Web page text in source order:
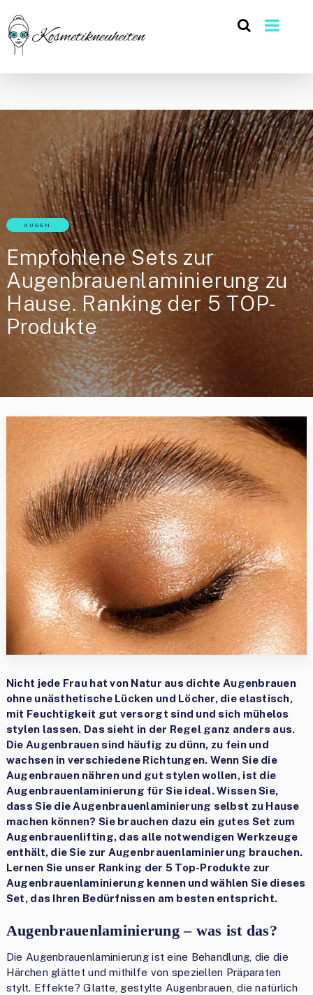
AUGEN
Empfohlene Sets zur
Augenbrauenlaminierung zu
Hause. Ranking der 5 TOP-
Produkte
Nicht jede Frau hat von Natur aus dichte Augenbrauen
ohne unästhetische Lücken und Löcher, die elastisch,
mit Feuchtigkeit gut versorgt sind und sich mühelos
stylen lassen. Das sieht in der Regel ganz anders aus.
Die Augenbrauen sind häufig zu dünn, zu fein und
wachsen in verschiedene Richtungen. Wenn Sie die
Augenbrauen nähren und gut stylen wollen, ist die
Augenbrauenlaminierung für Sie ideal. Wissen Sie,
dass Sie die Augenbrauenlaminierung selbst zu Hause
machen können? Sie brauchen dazu ein gutes Set zum
Augenbrauenlifting, das alle notwendigen Werkzeuge
enthält, die Sie zur Augenbrauenlaminierung brauchen.
Lernen Sie unser Ranking der 5 Top-Produkte zur
Augenbrauenlaminierung kennen und wählen Sie dieses
Set, das Ihren Bedürfnissen am besten entspricht.
Augenbrauenlaminierung – was ist das?
Die Augenbrauenlaminierung ist eine Behandlung, die die
Härchen glättet und mithilfe von speziellen Präparaten
stylt. Effekte? Glatte, gestylte Augenbrauen, die natürlich